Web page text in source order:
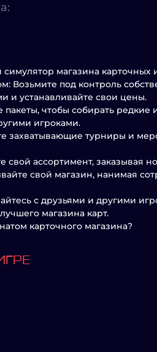
магазина карточных
Возьмите под контроль
и устанавливайте свои цены.
пакеты, чтобы собирать
игроками.
захватывающие турниры и
свой ассортимент, заказывая
свой магазин, нанимая
с друзьями и другими
магазина карт.
карточного магазина?